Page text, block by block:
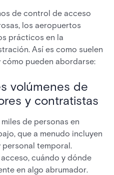
de control de acceso
los aeropuertos
prácticos en la
Así es como suelen
pueden abordarse:
volúmenes de
y contratistas
de personas en
que a menudo incluyen
temporal.
cuándo y dónde
en algo abrumador.